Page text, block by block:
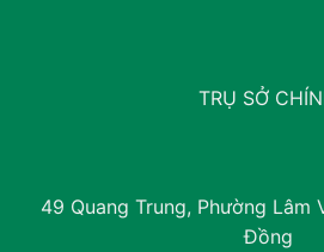
TRỤ SỞ
49 Quang Trung, Phường Lâm
Đồng